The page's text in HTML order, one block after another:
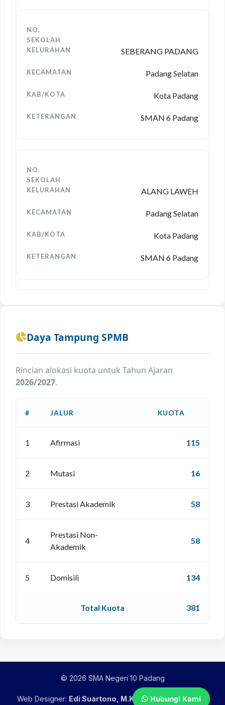
SEBERANG PADANG
Padang Selatan
Kota Padang
SMAN 6 Padang
ALANG LAWEH
Padang Selatan
Kota Padang
SMAN 6 Padang
Daya Tampung SPMB
Rincian alokasi kuota untuk Tahun Ajaran
2026/2027.
# JALUR KUOTA
1 Afirmasi 115
2 Mutasi 16
3 Prestasi Akademik 58
4
Prestasi Non-
Akademik
58
5 Domisili 134
Total Kuota 381
© 2026 SMA Negeri 10 Padang
Web Designer: Edi Suartono, M.Kom| Information:Tim
Hubungi Kami